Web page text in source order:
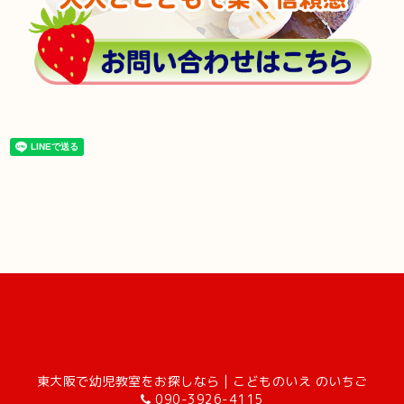
東大阪で幼児教室をお探しなら | こどものいえ のいちご
090-3926-4115